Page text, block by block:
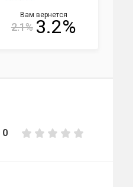
Вам вернется
2.1% 3.2%
0